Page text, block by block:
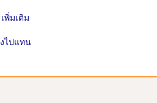
พิ่มเติม
ไปแทน